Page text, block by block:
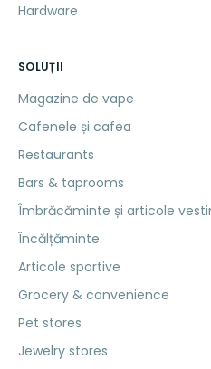
Hardware
SOLUȚII
Magazine de vape
Cafenele și cafea
Restaurants
Bars & taprooms
Îmbrăcăminte și articole
Încălțăminte
Articole sportive
Grocery & convenience
Pet stores
Jewelry stores